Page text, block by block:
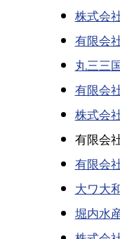
株式会
有限会
丸三三
有限会
株式会
有限会
有限会
大ワ大
堀内水